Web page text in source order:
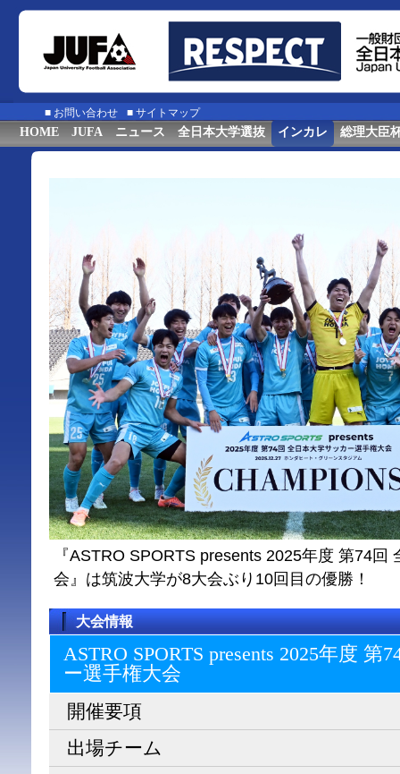
■ お問い合わせ ■ サイトマップ
HOME JUFA ニュース 全日本大学選抜 インカレ 総理大臣
『ASTRO SPORTS presents 2025年度 第74回
会』は筑波大学が8大会ぶり10回目の優勝！
大会情報
ASTRO SPORTS presents 2025年度
ー選⼿権⼤会
開催要項
出場チーム